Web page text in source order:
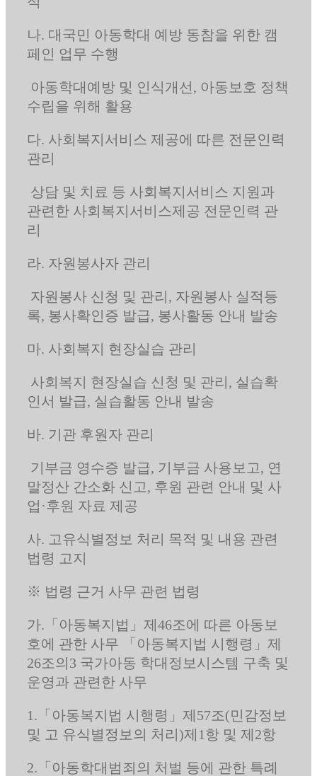
나. 대국민 아동학대 예방 동참을 위한 캠
페인 업무 수행
아동학대예방 및 인식개선, 아동보호 정책
수립을 위해 활용
다. 사회복지서비스 제공에 따른 전문인력
관리
상담 및 치료 등 사회복지서비스 지원과
관련한 사회복지서비스제공 전문인력 관
리
라. 자원봉사자 관리
자원봉사 신청 및 관리, 자원봉사 실적등
록, 봉사확인증 발급, 봉사활동 안내 발송
마. 사회복지 현장실습 관리
사회복지 현장실습 신청 및 관리, 실습확
인서 발급, 실습활동 안내 발송
바. 기관 후원자 관리
기부금 영수증 발급, 기부금 사용보고, 연
말정산 간소화 신고, 후원 관련 안내 및 사
업·후원 자료 제공
사. 고유식별정보 처리 목적 및 내용 관련
법령 고지
※ 법령 근거 사무 관련 법령
가.「아동복지법」제46조에 따른 아동보
호에 관한 사무 「아동복지법 시행령」제
26조의3 국가아동 학대정보시스템 구축 및
운영과 관련한 사무
1.「아동복지법 시행령」제57조(민감정보
및 고 유식별정보의 처리)제1항 및 제2항
2.「아동학대범죄의 처벌 등에 관한 특례